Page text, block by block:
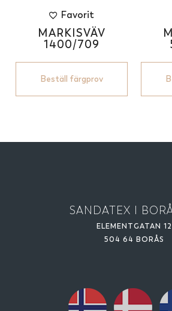
Favorit
MARKISVÄV
1400/709
Beställ färgprov
SANDATEX I
ELEMENTGATAN 12
504 64 BORÅS